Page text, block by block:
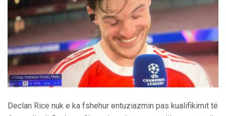
Declan Rice nuk e ka fshehur entuziazmin pas kualifikimit të